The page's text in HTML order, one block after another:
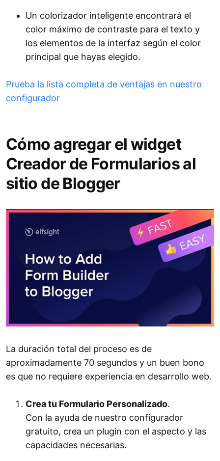
Un colorizador inteligente encontrará el
color máximo de contraste para el texto y
los elementos de la interfaz según el color
principal que hayas elegido.
Prueba la lista completa de ventajas en nuestro
configurador
Cómo agregar el widget
Creador de Formularios al
sitio de Blogger
La duración total del proceso es de
aproximadamente 70 segundos y un buen bono
es que no requiere experiencia en desarrollo web.
Crea tu Formulario Personalizado.
Con la ayuda de nuestro configurador
gratuito, crea un plugin con el aspecto y las
capacidades necesarias.